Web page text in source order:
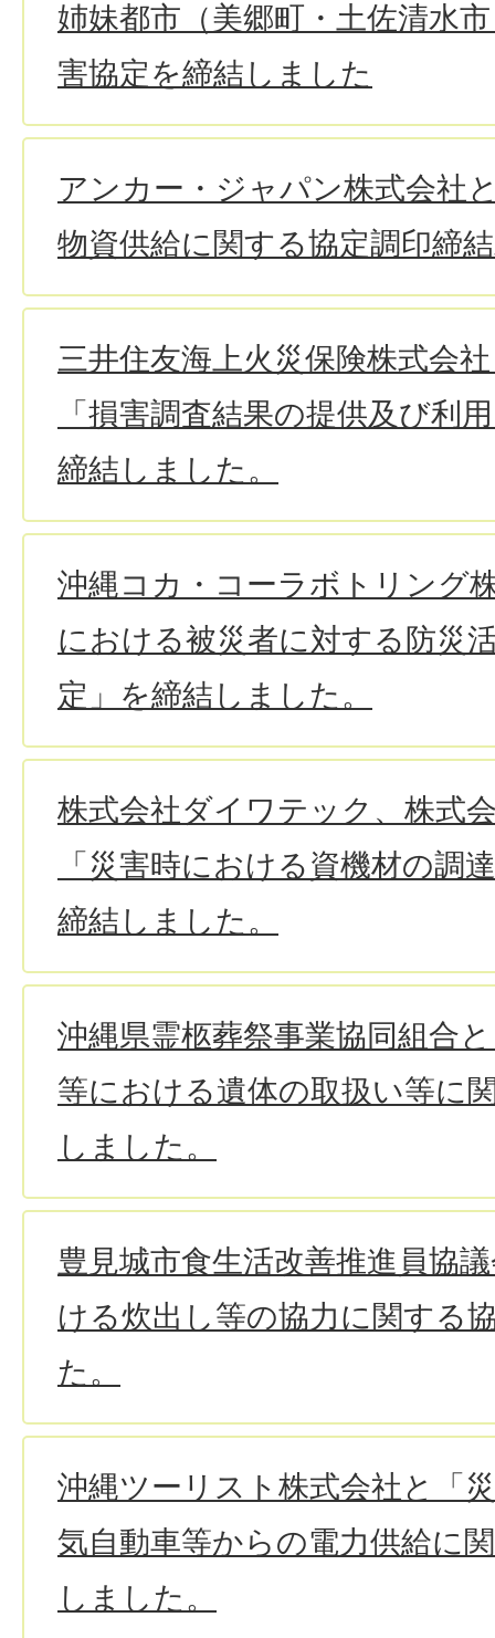
姉妹都市（美郷町・土佐清水
害協定を締結しました
アンカー・ジャパン株式会社
物資供給に関する協定調印締
三井住友海上火災保険株式会
「損害調査結果の提供及び利
締結しました。
沖縄コカ・コーラボトリング
における被災者に対する防災
定」を締結しました。
株式会社ダイワテック、株式
「災害時における資機材の調
締結しました。
沖縄県霊柩葬祭事業協同組合
等における遺体の取扱い等に
しました。
豊見城市食生活改善推進員協
ける炊出し等の協力に関する
た。
沖縄ツーリスト株式会社と「
気自動車等からの電力供給に
しました。